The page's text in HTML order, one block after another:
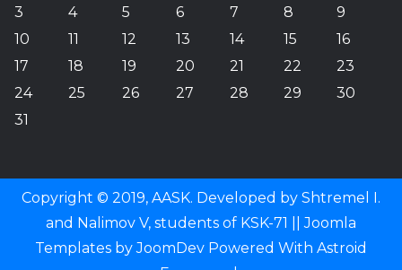
3
4 5 6 7 8
9
10
11 12 13 14 15
16
17
18 19 20 21 22
23
24
25 26 27 28 29
30
31
Copyright © 2019, AASK. Developed by Shtremel I.
and Nalimov V, students of KSK-71 ||Joomla
Templates byJoomDev Powered With Astroid